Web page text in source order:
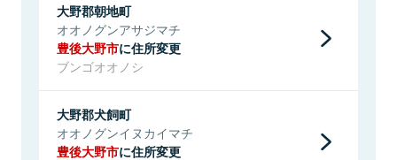
大野郡朝地町
オオノグンアサジマチ
豊後大野市に住所変更
ブンゴオオノシ
大野郡犬飼町
オオノグンイヌカイマチ
豊後大野市に住所変更